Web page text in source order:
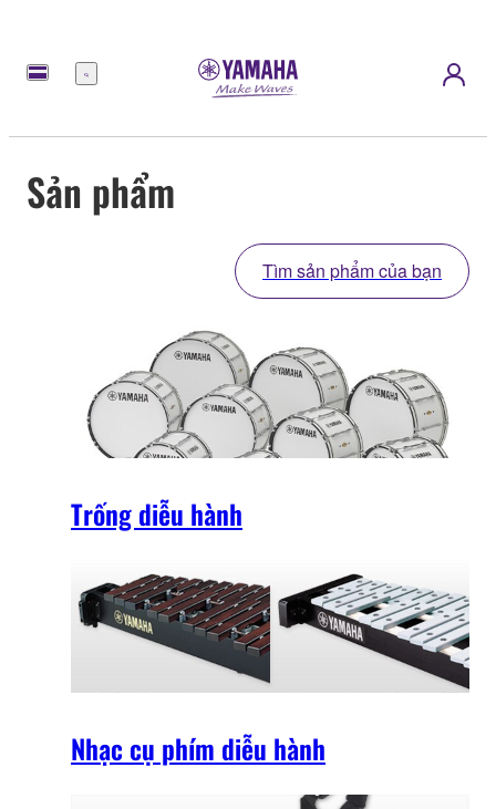
Menu
Sản phẩm
Tìm sản phẩm của bạn
Trống diễu hành
Nhạc cụ phím diễu hành